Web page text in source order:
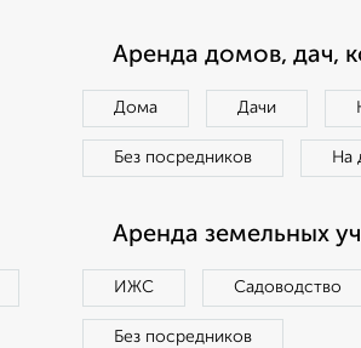
Аренда домов, дач,
Дома Дачи
Без посредников На
Аренда земельных
ИЖС Садоводство
Без посредников